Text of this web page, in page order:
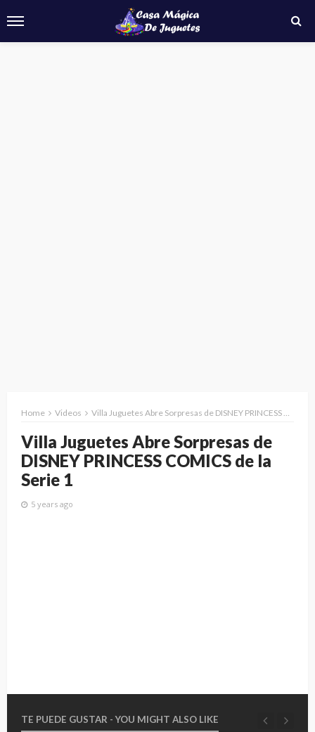
Home Videos Villa Juguetes Abre Sorpresas de DISNEY PRINCESS COMICS de la Serie 1
Villa Juguetes Abre Sorpresas de
DISNEY PRINCESS COMICS de la
Serie 1
5 years ago
TE PUEDE GUSTAR - YOU MIGHT ALSO LIKE